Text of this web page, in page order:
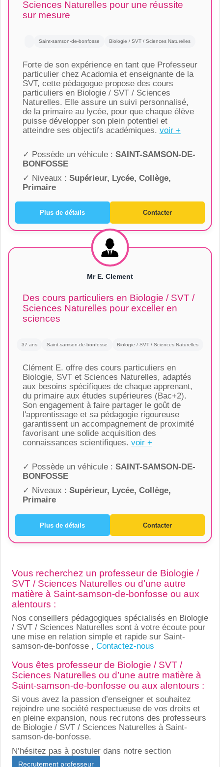
Sciences Naturelles pour une réussite
sur mesure
Saint-samson-de-bonfosse Biologie / SVT / Sciences Naturelles
Forte de son expérience en tant que Professeur
particulier chez Acadomia et enseignante de la
SVT, cette pédagogue propose des cours
particuliers en Biologie / SVT / Sciences
Naturelles. Elle assure un suivi personnalisé,
de la primaire au lycée, pour que chaque élève
puisse développer son plein potentiel et
atteindre ses objectifs académiques. voir +
✓ Possède un véhicule : SAINT-SAMSON-DE-
BONFOSSE
✓ Niveaux : Supérieur, Lycée, Collège,
Primaire
Plus de détails Contacter
Mr E. Clement
Des cours particuliers en Biologie / SVT /
Sciences Naturelles pour exceller en
sciences
37 ans Saint-samson-de-bonfosse Biologie / SVT / Sciences Naturelles
Clément E. offre des cours particuliers en
Biologie, SVT et Sciences Naturelles, adaptés
aux besoins spécifiques de chaque apprenant,
du primaire aux études supérieures (Bac+2).
Son engagement à faire partager le goût de
l'apprentissage et sa pédagogie rigoureuse
garantissent un accompagnement de proximité
favorisant une solide acquisition des
connaissances scientifiques. voir +
✓ Possède un véhicule : SAINT-SAMSON-DE-
BONFOSSE
✓ Niveaux : Supérieur, Lycée, Collège,
Primaire
Plus de détails Contacter
Vous recherchez un professeur de Biologie /
SVT / Sciences Naturelles ou d’une autre
matière à Saint-samson-de-bonfosse ou aux
alentours :
Nos conseillers pédagogiques spécialisés en Biologie
/ SVT / Sciences Naturelles sont à votre écoute pour
une mise en relation simple et rapide sur Saint-
samson-de-bonfosse , Contactez-nous
Vous êtes professeur de Biologie / SVT /
Sciences Naturelles ou d’une autre matière à
Saint-samson-de-bonfosse ou aux alentours :
Si vous avez la passion d’enseigner et souhaitez
rejoindre une société respectueuse de vos droits et
en pleine expansion, nous recrutons des professeurs
de Biologie / SVT / Sciences Naturelles à Saint-
samson-de-bonfosse.
N’hésitez pas à postuler dans notre section
Recrutement professeur